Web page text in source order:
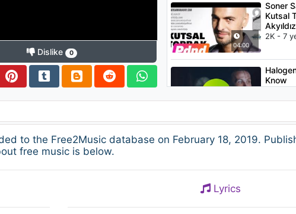
Dislike 0
04:00
Soner
Kutsal
2K - 7
Know
Adele -
1.2K - 7
Kutsal
to the Free2Music database on February 18, 2019.
free music is below.
Lyrics